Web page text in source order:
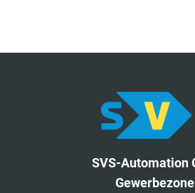
SVS-Automation